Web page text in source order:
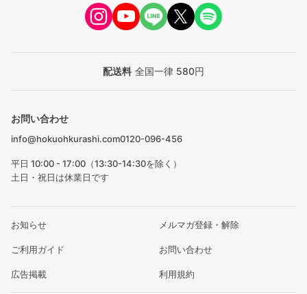
配送料 全国一律 580円
お問い合わせ
info@hokuohkurashi.com0120-096-456
平日 10:00 - 17:00（13:30-14:30を除く）
土日・祝日は休業日です
お知らせ メルマガ登録・解除
ご利用ガイド お問い合わせ
広告掲載 利用規約